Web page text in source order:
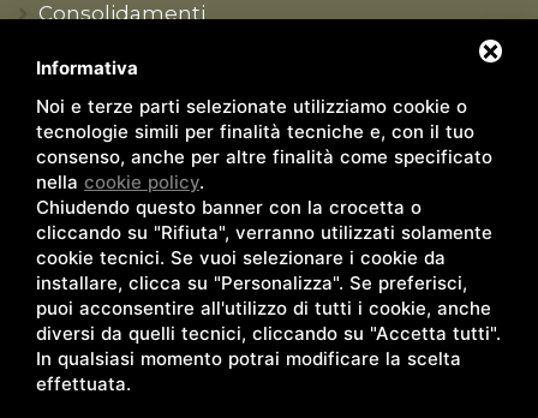
Consolidamenti
Formazione tecnica
Contatti
Sede e recapiti
Rivenditori
Agenti/Tecnici
Lavora con noi
Informativa
Noi e terze parti selezionate utilizziamo cookie o
tecnologie simili per finalità tecniche e, con il tuo
consenso, anche per altre finalità come specificato
nella cookie policy.
Chiudendo questo banner con la crocetta o
cliccando su "Rifiuta", verranno utilizzati solamente
cookie tecnici. Se vuoi selezionare i cookie da
installare, clicca su "Personalizza". Se preferisci,
puoi acconsentire all'utilizzo di tutti i cookie, anche
diversi da quelli tecnici, cliccando su "Accetta tutti".
In qualsiasi momento potrai modificare la scelta
effettuata.